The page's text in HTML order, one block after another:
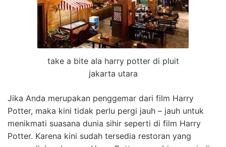
take a bite ala harry potter di pluit
jakarta utara
Jika Anda merupakan penggemar dari film Harry
Potter, maka kini tidak perlu pergi jauh – jauh untuk
menikmati suasana dunia sihir seperti di film Harry
Potter. Karena kini sudah tersedia restoran yang